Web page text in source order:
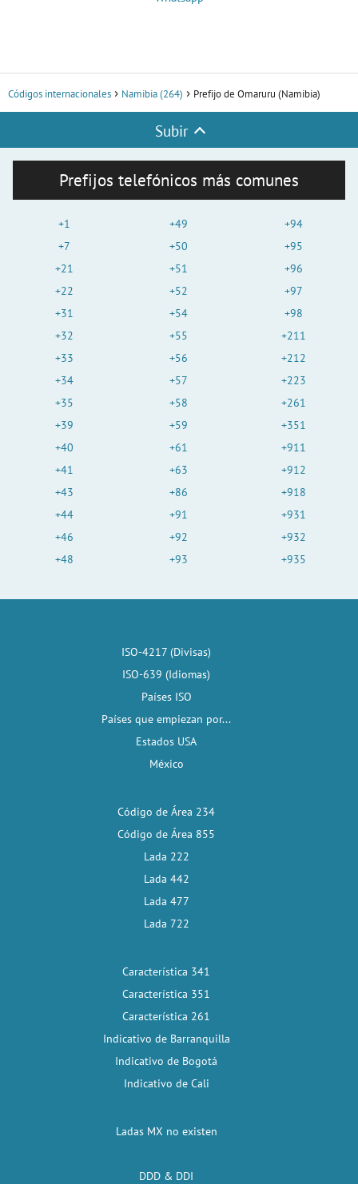
Códigos internacionales Namibia (264) Prefijo de Omaruru (Namibia)
Subir
Prefijos telefónicos más comunes
+1
+7
+21
+22
+31
+32
+33
+34
+35
+39
+40
+41
+43
+44
+46
+48
+49
+50
+51
+52
+54
+55
+56
+57
+58
+59
+61
+63
+86
+91
+92
+93
+94
+95
+96
+97
+98
+211
+212
+223
+261
+351
+911
+912
+918
+931
+932
+935
ISO-4217 (Divisas)
ISO-639 (Idiomas)
Países ISO
Países que empiezan por...
Estados USA
México
Código de Área 234
Código de Área 855
Lada 222
Lada 442
Lada 477
Lada 722
Característica 341
Característica 351
Característica 261
Indicativo de Barranquilla
Indicativo de Bogotá
Indicativo de Cali
Ladas MX no existen
DDD & DDI